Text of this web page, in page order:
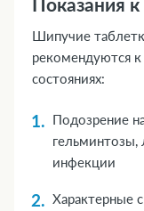
Шипучие
рекомендуются
состояниях:
Подозрение
гельминтозы,
инфекции
Характерные